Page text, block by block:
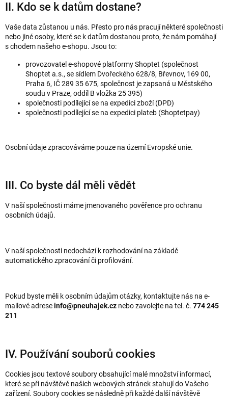
II. Kdo se k datům dostane?
Vaše data zůstanou u nás. Přesto pro nás pracují některé společnosti
nebo jiné osoby, které se k datům dostanou proto, že nám pomáhají
s chodem našeho e-shopu. Jsou to:
provozovatel e-shopové platformy Shoptet (společnost
Shoptet a.s., se sídlem Dvořeckého 628/8, Břevnov, 169 00,
Praha 6, IČ 289 35 675, společnost je zapsaná u Městského
soudu v Praze, oddíl B vložka 25 395)
společnosti podílející se na expedici zboží (DPD)
společnosti podílející se na expedici plateb (Shoptetpay)
Osobní údaje zpracováváme pouze na území Evropské unie.
III. Co byste dál měli vědět
V naší společnosti máme jmenovaného pověřence pro ochranu
osobních údajů.
V naší společnosti nedochází k rozhodování na základě
automatického zpracování či profilování.
Pokud byste měli k osobním údajům otázky, kontaktujte nás na e-
mailové adreseinfo@pneuhajek.cz nebo zavolejte na tel. č. 774 245
211
IV. Používání souborů cookies
Cookies jsou textové soubory obsahující malé množství informací,
které se při návštěvě našich webových stránek stahují do Vašeho
zařízení. Soubory cookies se následně při každé další návštěvě